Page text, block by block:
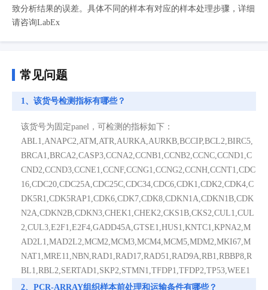
致分析结果的误差。具体不同的样本有对应的样本处理步骤，详细
请咨询LabEx
常见问题
1、该货号检测指标有哪些？
该货号为固定panel，可检测的指标如下：
ABL1,ANAPC2,ATM,ATR,AURKA,AURKB,BCCIP,BCL2,BIRC5,
BRCA1,BRCA2,CASP3,CCNA2,CCNB1,CCNB2,CCNC,CCND1,C
CND2,CCND3,CCNE1,CCNF,CCNG1,CCNG2,CCNH,CCNT1,CDC
16,CDC20,CDC25A,CDC25C,CDC34,CDC6,CDK1,CDK2,CDK4,C
DK5R1,CDK5RAP1,CDK6,CDK7,CDK8,CDKN1A,CDKN1B,CDK
N2A,CDKN2B,CDKN3,CHEK1,CHEK2,CKS1B,CKS2,CUL1,CUL
2,CUL3,E2F1,E2F4,GADD45A,GTSE1,HUS1,KNTC1,KPNA2,M
AD2L1,MAD2L2,MCM2,MCM3,MCM4,MCM5,MDM2,MKI67,M
NAT1,MRE11,NBN,RAD1,RAD17,RAD51,RAD9A,RB1,RBBP8,R
BL1,RBL2,SERTAD1,SKP2,STMN1,TFDP1,TFDP2,TP53,WEE1
2、PCR-ARRAY组织样本前处理和运输条件有哪些？